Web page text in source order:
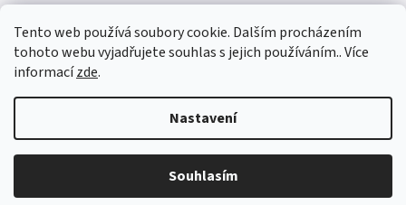
Tento web používá soubory cookie. Dalším procházením
tohoto webu vyjadřujete souhlas s jejich používáním.. Více
informacízde.
Nastavení
Souhlasím
Dárek
Copyright 2026AUTOPROFI CZ. Všechna práva vyhrazena.Upravit
nastavení cookies